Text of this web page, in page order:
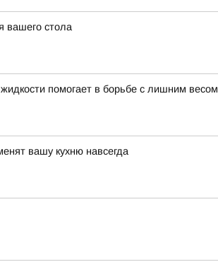
вашего стола
помогает в борьбе с лишним весом
вашу кухню навсегда